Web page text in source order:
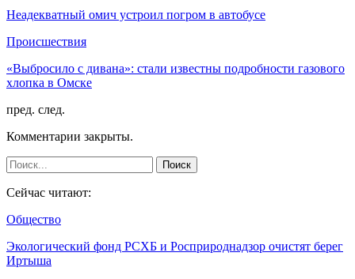
Неадекватный омич устроил погром в автобусе
Происшествия
«Выбросило с дивана»: стали известны подробности газового
хлопка в Омске
пред. след.
Комментарии закрыты.
Сейчас читают:
Общество
Экологический фонд РСХБ и Росприроднадзор очистят берег
Иртыша